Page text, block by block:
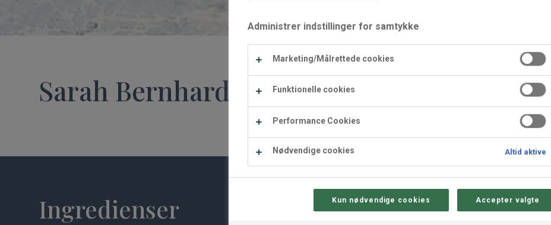
Sarah Bernhardt med lime
Ingredienser Sådan gør du
Administrer indstillinger for samtykke
Marketing/Målrettede cookies
Funktionelle cookies
Performance Cookies
Nødvendige cookies Altid aktive
Kun nødvendige cookies Accepter valgte